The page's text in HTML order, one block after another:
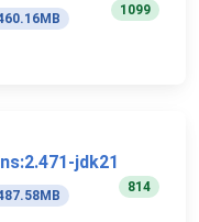
1099
jdk21
814